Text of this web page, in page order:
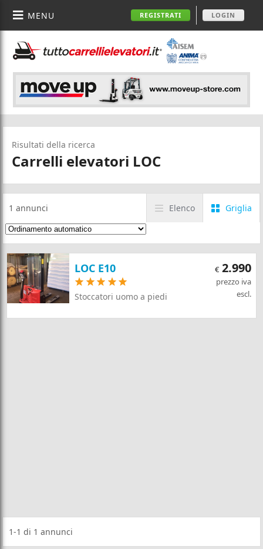
REGISTRATI LOGIN
MENU
Risultati della ricerca
Carrelli elevatori LOC
1annunci Elenco Griglia
LOC E10
Stoccatori uomo a piedi
€ 2.990
prezzo iva
escl.
1-1 di 1annunci